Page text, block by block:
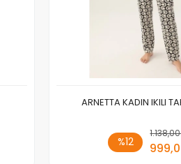
ARNETTA KADIN IKILI
%12